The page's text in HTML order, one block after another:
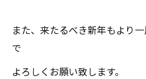
また、来たるべき新年もより
で
よろしくお願い致します。